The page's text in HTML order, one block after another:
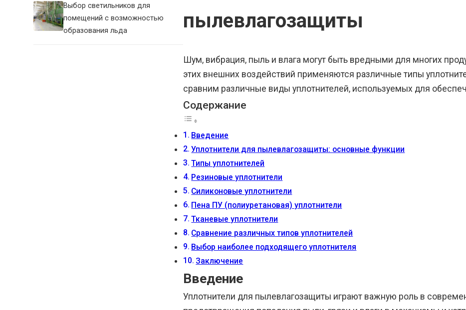
Выбор светильников для
помещений с возможностью
образования льда
пылевлагозащиты
Шум, вибрация, пыль и влага могут быть вредными для многих
этих внешних воздействий применяются различные типы
сравним различные виды уплотнителей, используемых для
Содержание
Введение
Уплотнители для пылевлагозащиты: основные функции
Типы уплотнителей
Резиновые уплотнители
Силиконовые уплотнители
Пена ПУ (полиуретановая) уплотнители
Тканевые уплотнители
Сравнение различных типов уплотнителей
Выбор наиболее подходящего уплотнителя
Заключение
Введение
Уплотнители для пылевлагозащиты играют важную роль в